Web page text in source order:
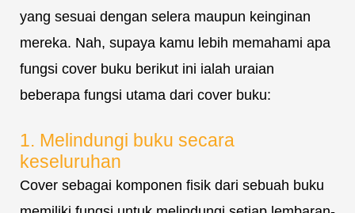
yang sesuai dengan selera maupun keinginan
mereka. Nah, supaya kamu lebih memahami apa
fungsi cover buku berikut ini ialah uraian
beberapa fungsi utama dari cover buku:
1. Melindungi buku secara
keseluruhan
Cover sebagai komponen fisik dari sebuah buku